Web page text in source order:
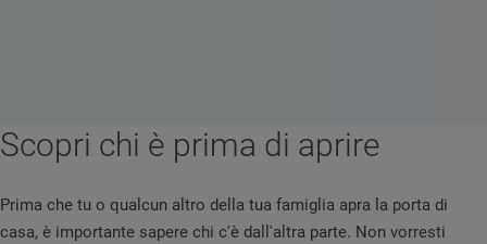
Scopri chi è prima di aprire
Prima che tu o qualcun altro della tua famiglia apra la porta di
casa, è importante sapere chi c'è dall'altra parte. Non vorresti